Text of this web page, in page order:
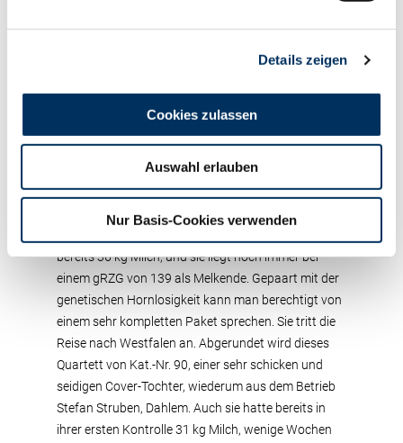
Details zeigen
Cookies zulassen
Auswahl erlauben
Nur Basis-Cookies verwenden
ausgezeichneten Euter. Obwohl erst 2 Wochen
88 (von Fever). Weiter geht es mit Kat.-Nr. 87, einer
Match P-Tochter aus der Zuchtstätte Helmut Reiter,
Perl. Diese mittelrahmige, euterstarke Färse stammt
aus dem Embryonen-Zuchtprogramm der Rinder-
bereits 36 kg Milch, und sie liegt noch immer bei
einem gRZG von 139 als Melkende. Gepaart mit der
genetischen Hornlosigkeit kann man berechtigt von
einem sehr kompletten Paket sprechen. Sie tritt die
Reise nach Westfalen an. Abgerundet wird dieses
Quartett von Kat.-Nr. 90, einer sehr schicken und
seidigen Cover-Tochter, wiederum aus dem Betrieb
Stefan Struben, Dahlem. Auch sie hatte bereits in
ihrer ersten Kontrolle 31 kg Milch, wenige Wochen